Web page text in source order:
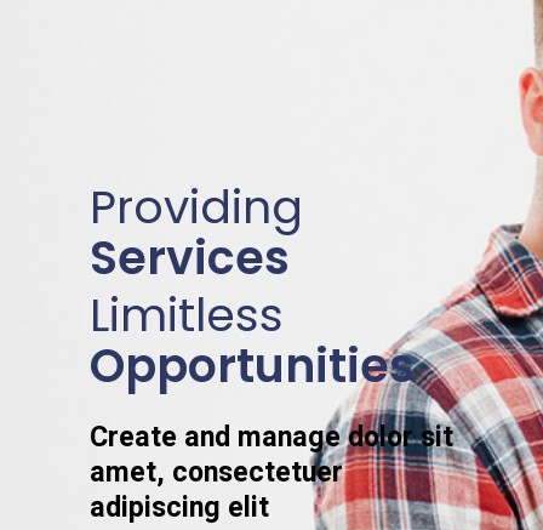
Providing
Services
Limitless
Opportunities
Create and manage dolor sit
amet, consectetuer
adipiscing elit